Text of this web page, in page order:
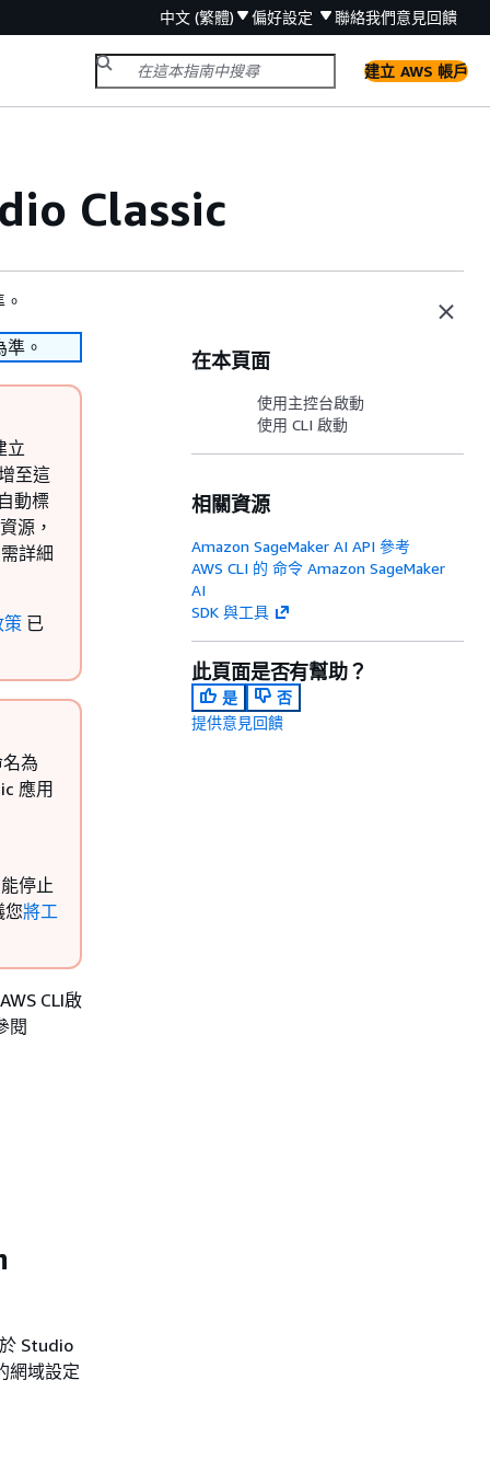
中文 (繁體) 偏好設定 聯絡我們意見回饋
建立 AWS 帳戶
Classic
。
立
至這
動標
源，
詳細
策 已
為
應用
停止
您將工
CLI啟
閱
Studio
網域設定
在本頁面
使用主控台啟動
使用 CLI 啟動
相關資源
Amazon SageMaker AI API 參考
AWS CLI 的 命令 Amazon SageMaker
AI
SDK 與工具
此頁面是否有幫助？
是
否
提供意見回饋